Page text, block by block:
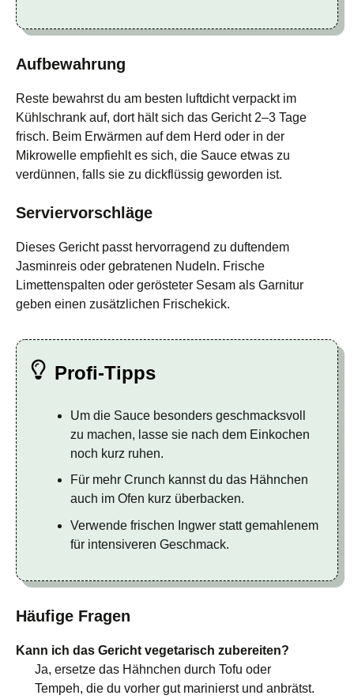
Aufbewahrung
Reste bewahrst du am besten luftdicht verpackt im
Kühlschrank auf, dort hält sich das Gericht 2–3 Tage
frisch. Beim Erwärmen auf dem Herd oder in der
Mikrowelle empfiehlt es sich, die Sauce etwas zu
verdünnen, falls sie zu dickflüssig geworden ist.
Serviervorschläge
Dieses Gericht passt hervorragend zu duftendem
Jasminreis oder gebratenen Nudeln. Frische
Limettenspalten oder gerösteter Sesam als Garnitur
geben einen zusätzlichen Frischekick.
Profi-Tipps
Um die Sauce besonders geschmacksvoll
zu machen, lasse sie nach dem Einkochen
noch kurz ruhen.
Für mehr Crunch kannst du das Hähnchen
auch im Ofen kurz überbacken.
Verwende frischen Ingwer statt gemahlenem
für intensiveren Geschmack.
Häufige Fragen
Kann ich das Gericht vegetarisch zubereiten?
Ja, ersetze das Hähnchen durch Tofu oder
Tempeh, die du vorher gut marinierst und anbrätst.